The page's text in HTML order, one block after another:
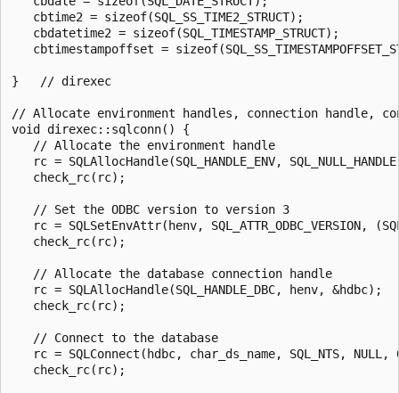
   cbtime2 = sizeof(SQL_SS_TIME2_STRUCT);
   cbdatetime2 = sizeof(SQL_TIMESTAMP_STRUCT);
cbtimestampoffset =
}   // direxec
// Allocate environment handles, connection handle,
void direxec::sqlconn() {
   // Allocate the environment handle
rc = SQLAllocHandle(SQL_HANDLE_ENV,
   check_rc(rc);
   // Set the ODBC version to version 3
rc = SQLSetEnvAttr(henv, SQL_ATTR_ODBC_VERSION,
   check_rc(rc);
   // Allocate the database connection handle
   rc = SQLAllocHandle(SQL_HANDLE_DBC, henv, &hdbc);
   check_rc(rc);
   // Connect to the database
rc = SQLConnect(hdbc, char_ds_name, SQL_NTS, NULL,
   check_rc(rc);